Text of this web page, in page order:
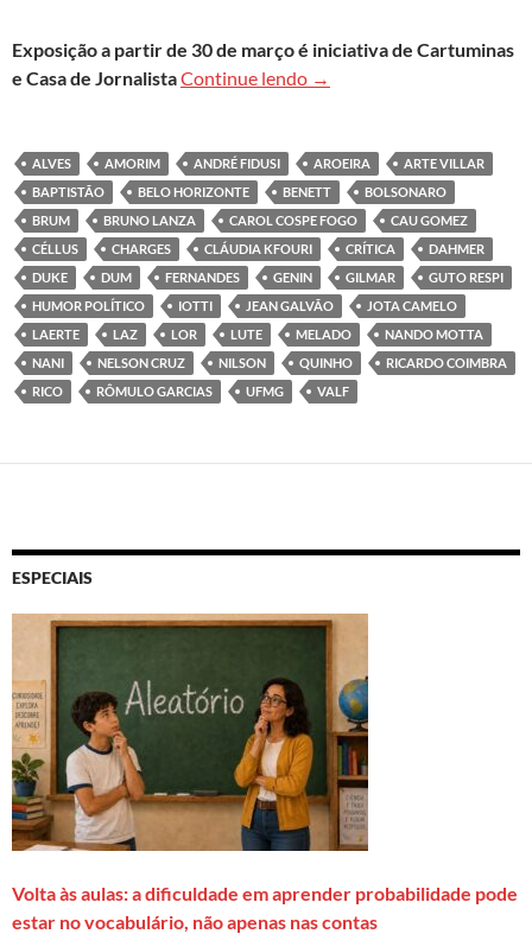
Exposição a partir de 30 de março é iniciativa de Cartuminas
e Casa de JornalistaContinue lendo Pra Não Esquecer – O
→
ALVES AMORIM ANDRÉ FIDUSI AROEIRA
ARTE VILLAR
BAPTISTÃO
BELO HORIZONTE BENETT
BOLSONARO
BRUM
BRUNO LANZA CAROL COSPE FOGO
CAU GOMEZ
CÉLLUS
CHARGES CLÁUDIA KFOURI CRÍTICA
DAHMER
DUKE
DUM FERNANDES GENIN GILMAR
GUTO RESPI
HUMOR POLÍTICO
IOTTI JEAN GALVÃO
JOTA CAMELO
LAERTE
LAZ LOR LUTE MELADO
NANDO MOTTA
NANI
NELSON CRUZ NILSON QUINHO
RICARDO COIMBRA
RICO
RÔMULO GARCIAS UFMG VALF
ESPECIAIS
Volta às aulas: a dificuldade em aprender probabilidade pode
estar no vocabulário, não apenas nas contas